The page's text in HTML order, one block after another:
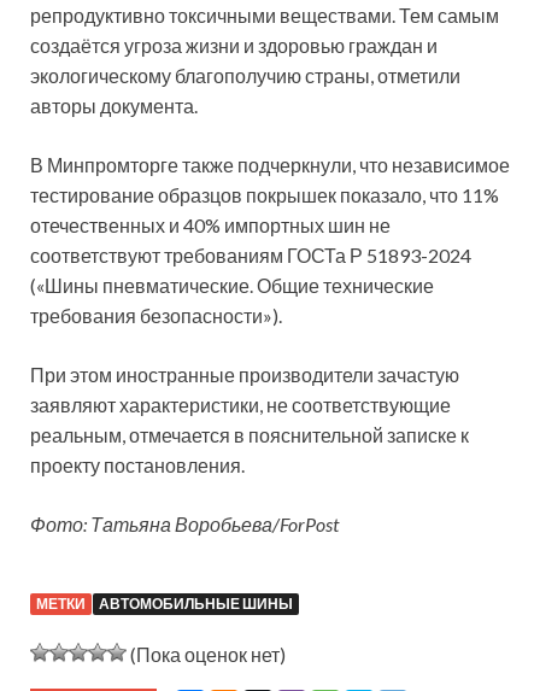
репродуктивно токсичными веществами. Тем самым
создаётся угроза жизни и здоровью граждан и
экологическому благополучию страны, отметили
авторы документа.
В Минпромторге также подчеркнули, что независимое
тестирование образцов покрышек показало, что 11%
отечественных и 40% импортных шин не
соответствуют требованиям ГОСТа Р 51893-2024
(«Шины пневматические. Общие технические
требования безопасности»).
При этом иностранные производители зачастую
заявляют характеристики, не соответствующие
реальным, отмечается в пояснительной записке к
проекту постановления.
Фото: Татьяна Воробьева/ForPost
МЕТКИ АВТОМОБИЛЬНЫЕ ШИНЫ
(Пока оценок нет)